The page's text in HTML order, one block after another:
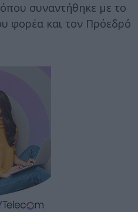
συναντήθηκε με το
φορέα και τον Πρόεδρό